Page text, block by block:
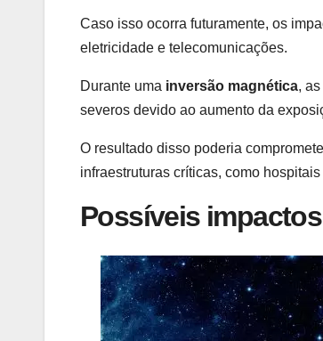
Caso isso ocorra futuramente, os
eletricidade e telecomunicações.
Durante uma inversão magnética,
severos devido ao aumento da
O resultado disso poderia
infraestruturas críticas, como
Possíveis